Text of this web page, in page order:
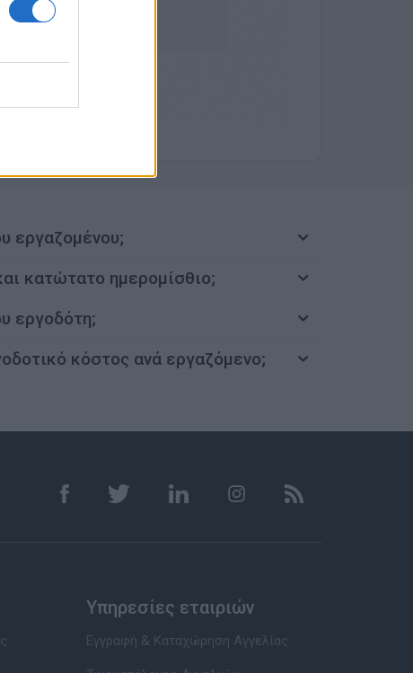
εργαζομένου;
κατώτατο ημερομίσθιο;
εργοδότη;
κόστος ανά εργαζόμενο;
Υπηρεσίες εταιριών
Εγγραφή & Καταχώρηση Αγγελίας